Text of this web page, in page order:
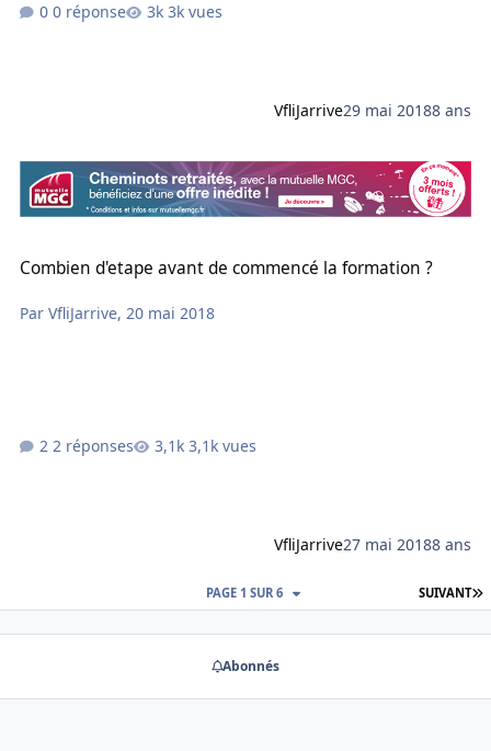
0 réponse 3k vues
VfliJarrive29 mai 20188 ans
Combien d'etape avant de commencé la formation ?
ParVfliJarrive, 20 mai 2018
2 réponses 3,1k vues
VfliJarrive27 mai 20188 ans
SUIVANT
PAGE 1 SUR 6
Abonnés